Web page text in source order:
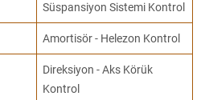
Süspansiyon Sistemi Kontrol
Amortisör - Helezon Kontrol
Direksiyon - Aks Körük
Kontrol